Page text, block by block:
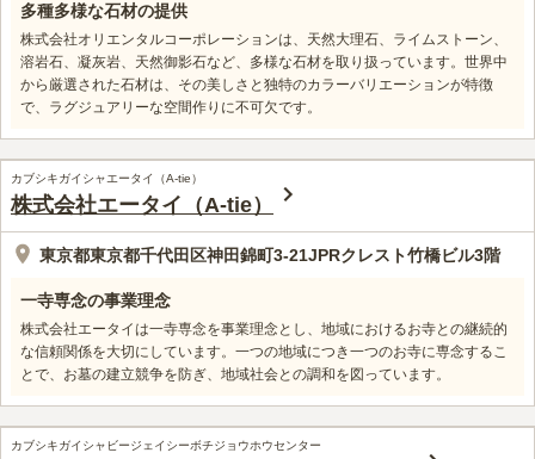
多種多様な石材の提供
株式会社オリエンタルコーポレーションは、天然大理石、ライムストーン、
溶岩石、凝灰岩、天然御影石など、多様な石材を取り扱っています。世界中
から厳選された石材は、その美しさと独特のカラーバリエーションが特徴
で、ラグジュアリーな空間作りに不可欠です。
カブシキガイシャエータイ（A-tie）
株式会社エータイ（A-tie）
東京都東京都千代田区神田錦町3-21JPRクレスト竹橋ビル3階
一寺専念の事業理念
株式会社エータイは一寺専念を事業理念とし、地域におけるお寺との継続的
な信頼関係を大切にしています。一つの地域につき一つのお寺に専念するこ
とで、お墓の建立競争を防ぎ、地域社会との調和を図っています。
カブシキガイシャビージェイシーボチジョウホウセンター